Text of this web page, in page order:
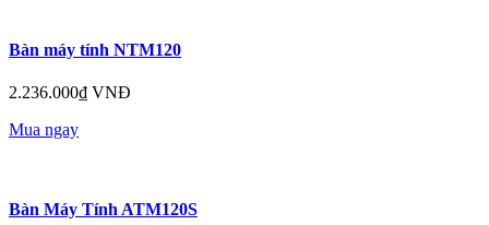
Bàn máy tính NTM120
2.236.000₫ VNĐ
Mua ngay
Bàn Máy Tính ATM120S